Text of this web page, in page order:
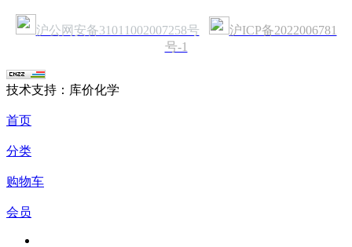
沪公网安备31011002007258号
沪ICP备2022006781
号-1
技术支持：库价化学
首页
分类
购物车
会员